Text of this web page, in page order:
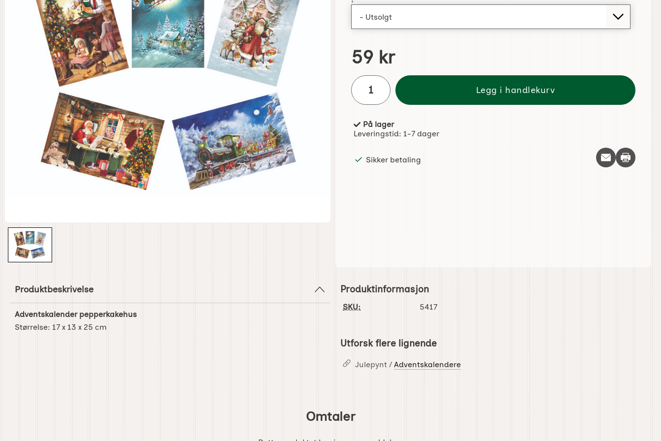
pris
59 kr
antall
Legg i handlekurv
Produkttilgjengelighet:
På lager
Leveringstid: 1-7 dager
Sikker betaling Skriv ut
Produktbeskrivelse
Adventskalender pepperkakehus
Størrelse: 17 x 13 x 25 cm
Produktinformasjon
SKU: 5417
Utforsk flere lignende
Julepynt / Adventskalendere
Omtaler